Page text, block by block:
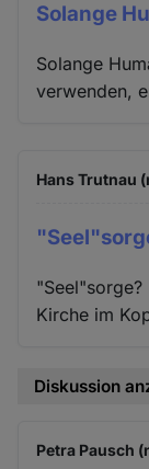
Solange
Solange
verwenden,
Hans Trutnau
"Seel"sorge?
Kirche im
Diskussion
Petra Pausch